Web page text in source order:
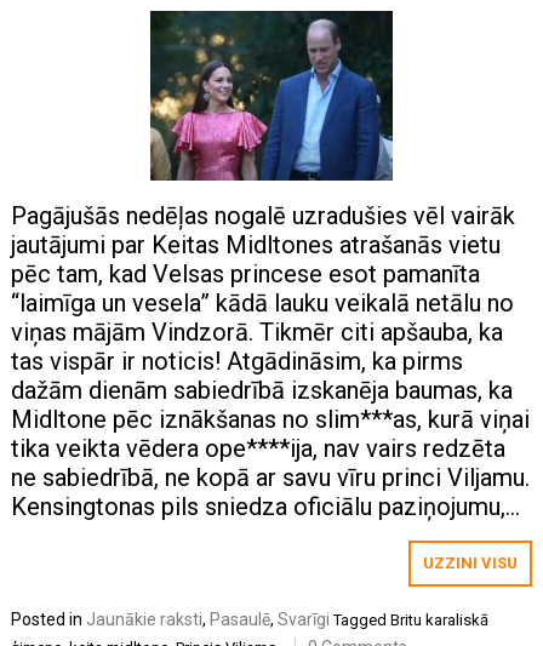
Pagājušās nedēļas nogalē uzradušies vēl vairāk
jautājumi par Keitas Midltones atrašanās vietu
pēc tam, kad Velsas princese esot pamanīta
“laimīga un vesela” kādā lauku veikalā netālu no
viņas mājām Vindzorā. Tikmēr citi apšauba, ka
tas vispār ir noticis! Atgādināsim, ka pirms
dažām dienām sabiedrībā izskanēja baumas, ka
Midltone pēc iznākšanas no slim***as, kurā viņai
tika veikta vēdera ope****ija, nav vairs redzēta
ne sabiedrībā, ne kopā ar savu vīru princi Viljamu.
Kensingtonas pils sniedza oficiālu paziņojumu,…
UZZINI VISU
Posted in Jaunākie raksti,Pasaulē,Svarīgi TaggedBritu karaliskā